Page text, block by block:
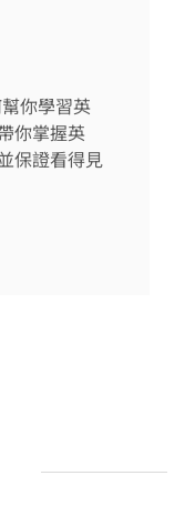
你學習英
你掌握英
保證看得見